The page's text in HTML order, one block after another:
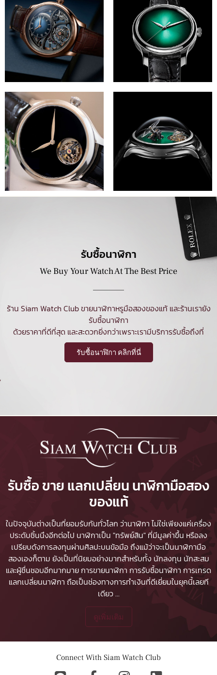
รับซื้อนาฬิกา
We Buy Your Watch At The Best Price
ร้าน Siam Watch Club ขายนาฬิกาหรูมือสองของแท้ และร้านเรายัง
รับซื้อนาฬิกา
ด้วยราคาที่ดีที่สุด และสะดวกยิ่งกว่าเพราะเรามีบริการรับซื้อถึงที่
รับซื้อนาฬิกา คลิกที่นี่
รับซื้อ ขาย แลกเปลี่ยน นาฬิกามือสอง
ของแท้
ในปัจจุบันต่างเป็นที่ยอมรับกันทั่วโลก ว่านาฬิกา ไม่ใช่เพียงแค่เครื่อง
ประดับชิ้นนึงอีกต่อไป นาฬิกาเป็น "ทรัพย์สิน" ที่มีมูลค่าขึ้น หรือลง
เปรียบดังการลงทุนผ่านศิลปะบนข้อมือ ถึงแม้ว่าจะเป็นนาฬิกามือ
สองเองก็ตาม ยังเป็นที่นิยมอย่างมากสำหรับทั้ง นักลงทุน นักสะสม
และผู้ชื่นชอบอีกมากมายการขายนาฬิกา การรับซื้อนาฬิกา การเทรด
แลกเปลี่ยนนาฬิกา ถือเป็นช่องทางการทำเงินที่ดีเยี่ยมในยุคนี้เลยที
เดียว...
ดูเพิ่มเติม
Connect With Siam Watch Club